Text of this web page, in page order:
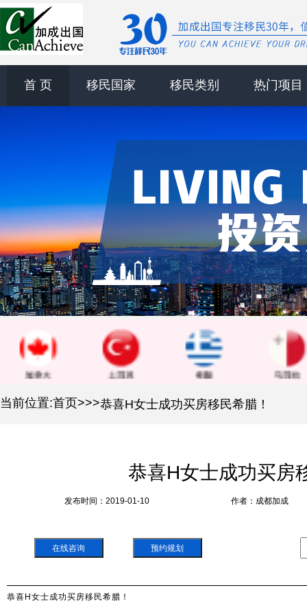
首 页 移民国家 移民类别 热门项目
当前位置:首页>>>恭喜H女士成功买房移民希腊！
恭喜H女士成功买房
发布时间：2019-01-10 作者：成都加成
在线咨询 预约规划
恭喜H女士成功买房移民希腊！